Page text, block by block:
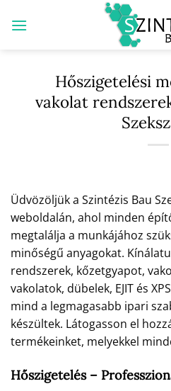
Hőszigetelési
vakolat
Üdvözöljük a Szintézis Bau
weboldalán, ahol minden
megtalálja a munkájához
minőségű anyagokat.
rendszerek, kőzetgyapot,
vakolatok, dübelek, EJIT és
mind a legmagasabb ipari
készültek. Látogasson el
termékeinket, melyekkel
Hőszigetelés –